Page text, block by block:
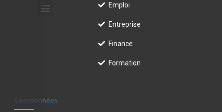
Emploi
Entreprise
Finance
Formation
Coordonnées